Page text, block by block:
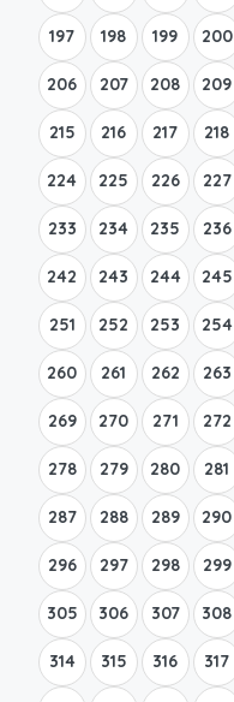
197 198 199 200
206 207 208 209
215 216 217 218
224 225 226 227
233 234 235 236
242 243 244 245
251 252 253 254
260 261 262 263
269 270 271 272
278 279 280 281
287 288 289 290
296 297 298 299
305 306 307 308
314 315 316 317